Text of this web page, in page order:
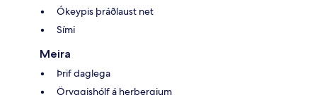
Ókeypis þráðlaust net
Sími
Meira
Þrif daglega
Öryggishólf á herbergjum